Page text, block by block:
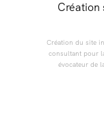
Création
Création du site
consultant pour
évocateur de